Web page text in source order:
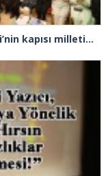
İl Başkanı Abdullah Özdemir: “AK Parti’nin kapısı milletine hizmet etmek isteyen herkese açıktır”